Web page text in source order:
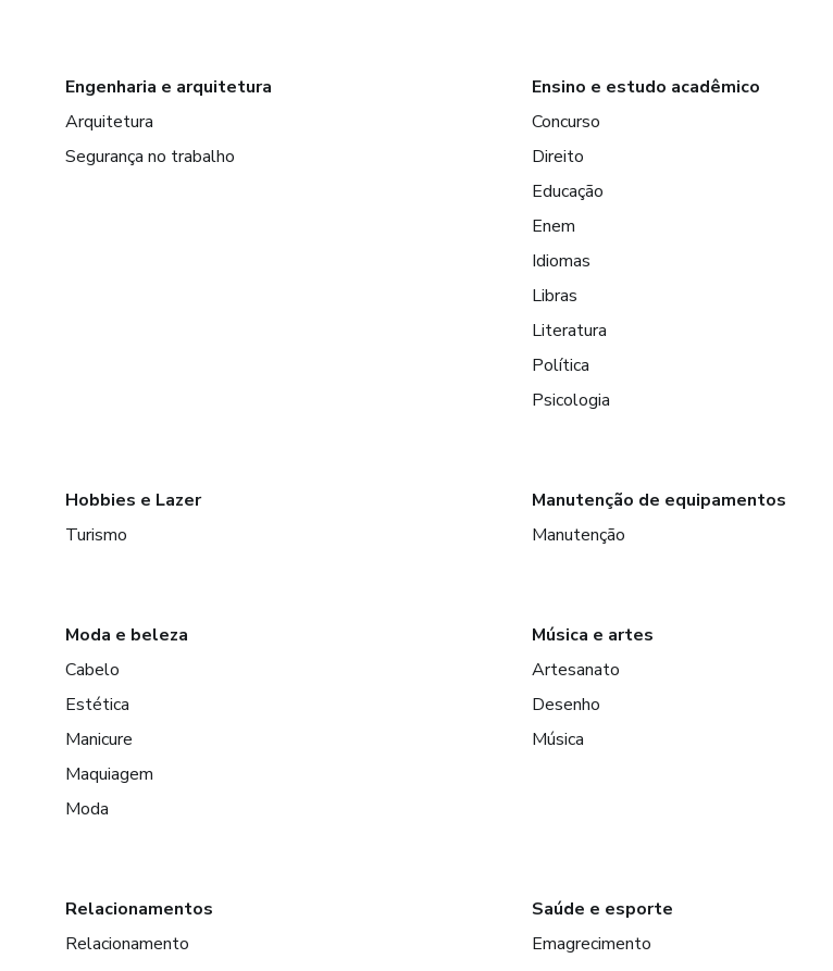
Engenharia e arquitetura
Arquitetura
Segurança no trabalho
Ensino e estudo acadêmico
Concurso
Direito
Educação
Enem
Idiomas
Libras
Literatura
Política
Psicologia
Hobbies e Lazer
Turismo
Manutenção de equipamentos
Manutenção
Moda e beleza
Cabelo
Estética
Manicure
Maquiagem
Moda
Música e artes
Artesanato
Desenho
Música
Relacionamentos
Relacionamento
Saúde e esporte
Emagrecimento